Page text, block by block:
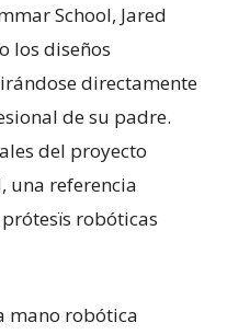
School, Jared
los diseños
directamente
de su padre.
del proyecto
una referencia
robóticas
mano robótica